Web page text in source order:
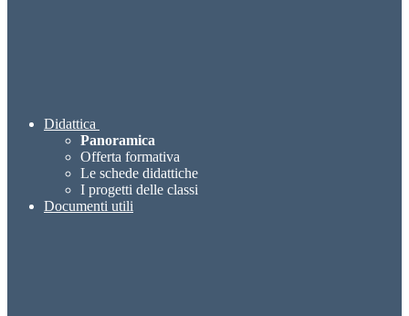
Didattica
Panoramica
Offerta formativa
Le schede didattiche
I progetti delle classi
Documenti utili